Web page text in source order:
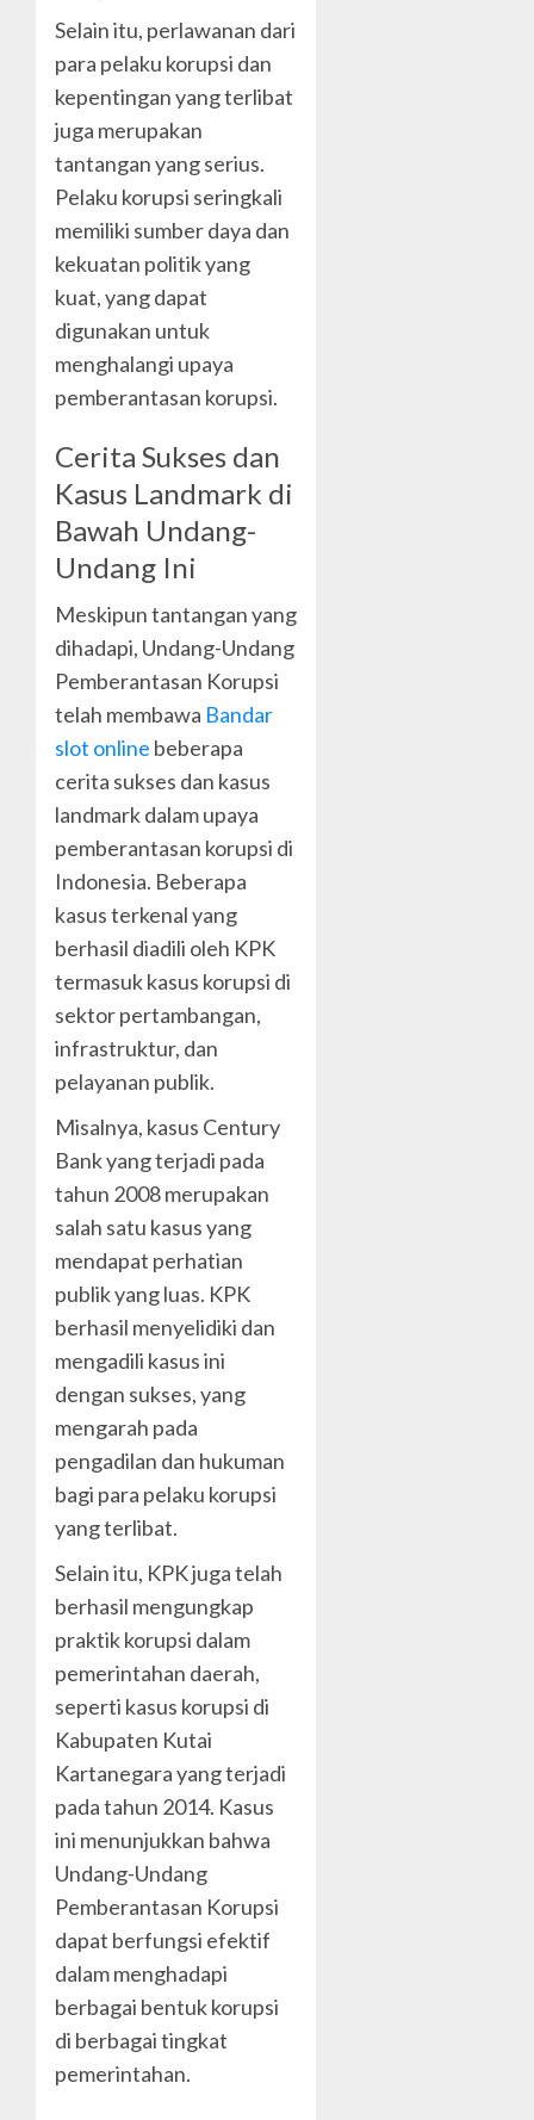
Selain itu, perlawanan dari
para pelaku korupsi dan
kepentingan yang terlibat
juga merupakan
tantangan yang serius.
Pelaku korupsi seringkali
memiliki sumber daya dan
kekuatan politik yang
kuat, yang dapat
digunakan untuk
menghalangi upaya
pemberantasan korupsi.
Cerita Sukses dan
Kasus Landmark di
Bawah Undang-
Undang Ini
Meskipun tantangan yang
dihadapi, Undang-Undang
Pemberantasan Korupsi
telah membawa Bandar
slot online beberapa
cerita sukses dan kasus
landmark dalam upaya
pemberantasan korupsi di
Indonesia. Beberapa
kasus terkenal yang
berhasil diadili oleh KPK
termasuk kasus korupsi di
sektor pertambangan,
infrastruktur, dan
pelayanan publik.
Misalnya, kasus Century
Bank yang terjadi pada
tahun 2008 merupakan
salah satu kasus yang
mendapat perhatian
publik yang luas. KPK
berhasil menyelidiki dan
mengadili kasus ini
dengan sukses, yang
mengarah pada
pengadilan dan hukuman
bagi para pelaku korupsi
yang terlibat.
Selain itu, KPK juga telah
berhasil mengungkap
praktik korupsi dalam
pemerintahan daerah,
seperti kasus korupsi di
Kabupaten Kutai
Kartanegara yang terjadi
pada tahun 2014. Kasus
ini menunjukkan bahwa
Undang-Undang
Pemberantasan Korupsi
dapat berfungsi efektif
dalam menghadapi
berbagai bentuk korupsi
di berbagai tingkat
pemerintahan.